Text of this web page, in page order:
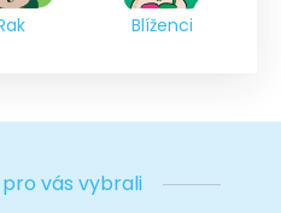
Blíženci
vás vybrali